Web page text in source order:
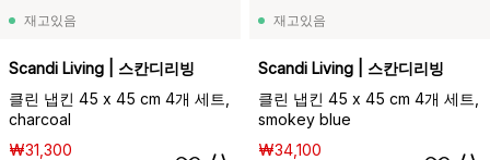
재고있음
Scandi Living | 스칸디리빙
클린 냅킨 45 x 45 cm 4개 세트,
charcoal
₩31,300
재고있음
Scandi Living | 스칸디리빙
클린 냅킨 45 x 45 cm 4개 세트,
smokey blue
₩34,100